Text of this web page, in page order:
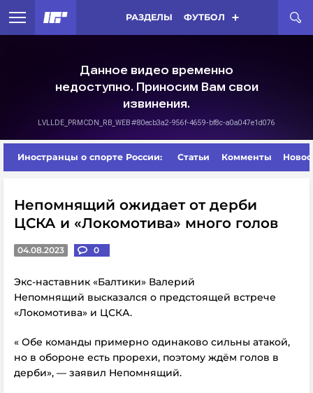
РАЗДЕЛЫ ФУТБОЛ
Иностранцы о спорте России: Статьи Комменты
Непомнящий ожидает от дерби
ЦСКА и «Локомотива» много голов
04.08.2023 0
Экс-наставник «Балтики» Валерий
Непомнящий высказался о предстоящей встрече
«Локомотива» и ЦСКА.
« Обе команды примерно одинаково сильны атакой,
но в обороне есть прорехи, поэтому ждём голов в
дерби», — заявил Непомнящий.